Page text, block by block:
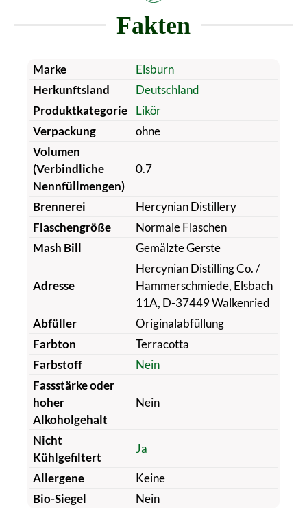
Fakten
Marke
Elsburn
Herkunftsland
Deutschland
Produktkategorie
Likör
Verpackung
ohne
Volumen
(Verbindliche
Nennfüllmengen)
0.7
Brennerei
Hercynian Distillery
Flaschengröße
Normale Flaschen
Mash Bill
Gemälzte Gerste
Adresse
Hercynian Distilling Co. /
Hammerschmiede, Elsbach
11A, D-37449 Walkenried
Abfüller
Originalabfüllung
Farbton
Terracotta
Farbstoff
Nein
Fassstärke oder
hoher
Alkoholgehalt
Nein
Nicht
Kühlgefiltert
Ja
Allergene
Keine
Bio-Siegel
Nein